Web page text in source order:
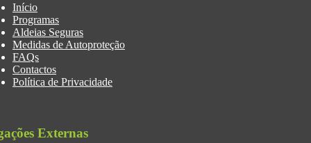
Início
Programas
Aldeias Seguras
Medidas de Autoproteção
FAQs
Contactos
Política de Privacidade
Externas